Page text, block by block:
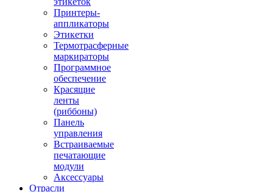
Принтеры-
аппликаторы
Этикетки
Термотрасферные
маркираторы
Программное
обеспечение
Красящие
ленты
(риббоны)
Панель
управления
Встраиваемые
печатающие
модули
Аксессуары
Отрасли